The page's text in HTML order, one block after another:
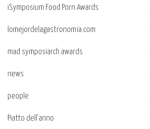
iSymposium Food Porn Awards
lomejordelagastronomia.com
mad symposiarch awards
news
people
Piatto dell’anno